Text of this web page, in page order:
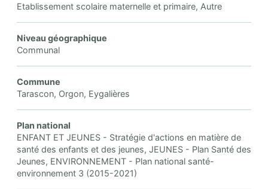
Etablissement scolaire maternelle et primaire, Autre
Niveau géographique
Communal
Commune
Tarascon, Orgon, Eygalières
Plan national
ENFANT ET JEUNES - Stratégie d'actions en matière de
santé des enfants et des jeunes, JEUNES - Plan Santé des
Jeunes, ENVIRONNEMENT - Plan national santé-
environnement 3 (2015-2021)